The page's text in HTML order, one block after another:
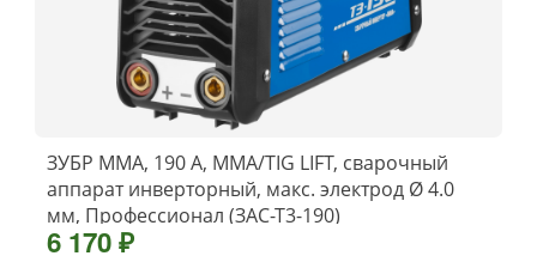
ЗУБР ММА, 190 А, MMA/TIG LIFT, сварочный
аппарат инверторный, макс. электрод Ø 4.0
мм, Профессионал (ЗАС-Т3-190)
6 170 ₽